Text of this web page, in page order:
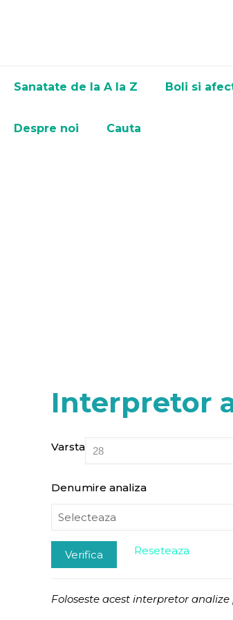
Sanatate de la A la Z Boli si
Despre noi Cauta
Interpretor
Varsta
Denumire analiza
Verifica Reseteaza
Foloseste acest interpretor